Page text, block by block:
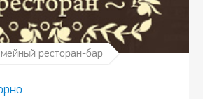
ресторан-бар